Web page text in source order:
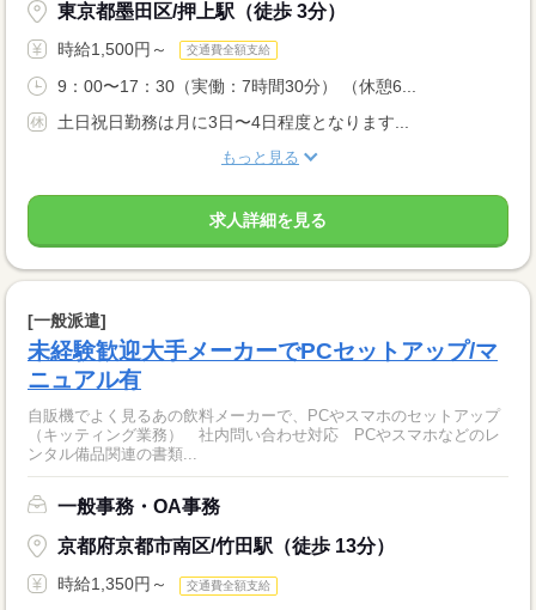
東京都墨田区/押上駅（徒歩 3分）
時給1,500円～ 交通費全額支給
9：00〜17：30（実働：7時間30分） （休憩6...
土日祝日勤務は月に3日〜4日程度となります...
もっと見る
求人詳細を見る
[一般派遣]
未経験歓迎大手メーカーでPCセットアップ/マ
ニュアル有
自販機でよく見るあの飲料メーカーで、PCやスマホのセットアップ
（キッティング業務） 社内問い合わせ対応 PCやスマホなどのレ
ンタル備品関連の書類...
一般事務・OA事務
京都府京都市南区/竹田駅（徒歩 13分）
時給1,350円～ 交通費全額支給